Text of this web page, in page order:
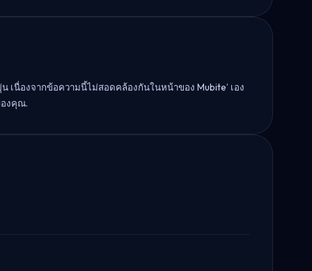
เนื่องจากข้อความนี้ไม่สอดคล้องกันในหน้าของ Mubite’ เอง
งคุณ.